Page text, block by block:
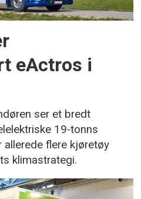
eActros i
ser et bredt
19-tonns
allerede flere kjøretøy
klimastrategi.